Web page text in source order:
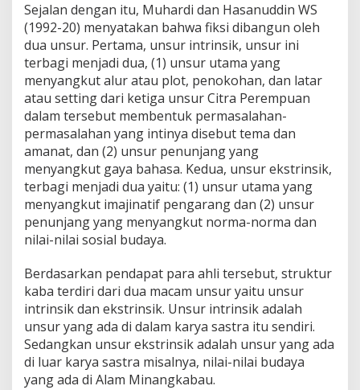
Sejalan dengan itu, Muhardi dan Hasanuddin WS
(1992-20) menyatakan bahwa fiksi dibangun oleh
dua unsur. Pertama, unsur intrinsik, unsur ini
terbagi menjadi dua, (1) unsur utama yang
menyangkut alur atau plot, penokohan, dan latar
atau setting dari ketiga unsur Citra Perempuan
dalam tersebut membentuk permasalahan-
permasalahan yang intinya disebut tema dan
amanat, dan (2) unsur penunjang yang
menyangkut gaya bahasa. Kedua, unsur ekstrinsik,
terbagi menjadi dua yaitu: (1) unsur utama yang
menyangkut imajinatif pengarang dan (2) unsur
penunjang yang menyangkut norma-norma dan
nilai-nilai sosial budaya.
Berdasarkan pendapat para ahli tersebut, struktur
kaba terdiri dari dua macam unsur yaitu unsur
intrinsik dan ekstrinsik. Unsur intrinsik adalah
unsur yang ada di dalam karya sastra itu sendiri.
Sedangkan unsur ekstrinsik adalah unsur yang ada
di luar karya sastra misalnya, nilai-nilai budaya
yang ada di Alam Minangkabau.